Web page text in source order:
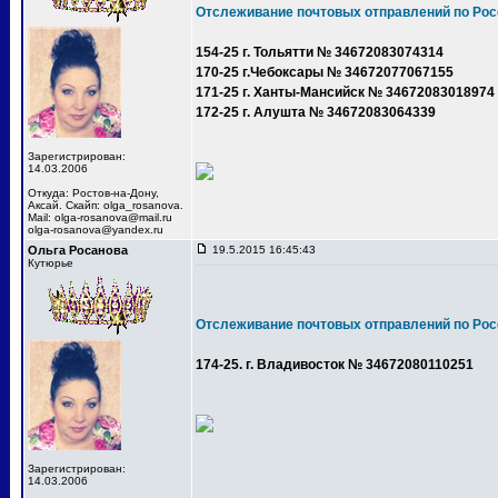
Зарегистрирован:
14.03.2006
Откуда: Ростов-на-Дону,
Аксай. Cкайп: olga_rosanova.
Mail: olga-rosanova@mail.ru
olga-rosanova@yandex.ru
Отслеживание почтовых отправлений по
154-25 г. Тольятти № 34672083074314
170-25 г.Чебоксары № 34672077067155
171-25 г. Ханты-Мансийск № 34672083018974
172-25 г. Алушта № 34672083064339
Ольга Росанова
Кутюрье
Зарегистрирован:
14.03.2006
19.5.2015 16:45:43
Отслеживание почтовых отправлений по
174-25. г. Владивосток № 34672080110251